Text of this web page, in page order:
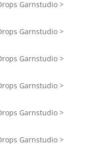
Garnstudio >
Garnstudio >
Garnstudio >
Garnstudio >
Garnstudio >
Garnstudio >